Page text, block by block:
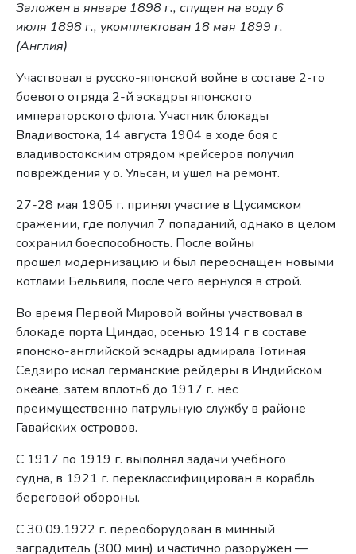
Заложен в январе 1898 г., спущен на воду 6
июля 1898 г., укомплектован 18 мая 1899 г.
(Англия)
Участвовал в русско-японской войне в составе 2-го
боевого отряда 2-й эскадры японского
императорского флота. Участник блокады
Владивостока, 14 августа 1904 в ходе боя с
владивостокским отрядом крейсеров получил
повреждения у о. Ульсан, и ушел на ремонт.
27-28 мая 1905 г. принял участие в Цусимском
сражении, где получил 7 попаданий, однако в целом
сохранил боеспособность. После войны
прошел модернизацию и был переоснащен новыми
котлами Бельвиля, после чего вернулся в строй.
Во время Первой Мировой войны участвовал в
блокаде порта Циндао, осенью 1914 г в составе
японско-английской эскадры адмирала Тотиная
Сёдзиро искал германские рейдеры в Индийском
океане, затем вплотьб до 1917 г. нес
преимущественно патрульную службу в районе
Гавайских островов.
С 1917 по 1919 г. выполнял задачи учебного
судна, в 1921 г. переклассифицирован в корабль
береговой обороны.
С 30.09.1922 г. переоборудован в минный
заградитель (300 мин) и частично разоружен —